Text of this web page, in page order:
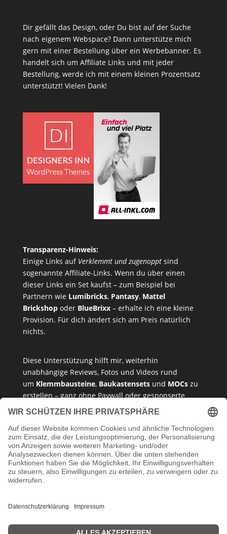
Dir gefällt das Design, oder Du bist auf der Suche
nach eigenem Webspace? Dann unterstütze mich
gern mit einer Bestellung über ein Werbebanner. Es
handelt sich um Affiliate Links und mit jeder
Bestellung, werde ich mit einem kleinen Prozentsatz
unterstützt! Vielen Dank!
Transparenz-Hinweis:
Einige Links auf Verklemmt und zugenopptsind
sogenannte Affiliate-Links. Wenn du über einen
dieser Links ein Set kaufst – zum Beispiel bei
Partnern wie Lumibricks, Pantasy, Mattel
Brickshopoder BlueBrixx– erhalte ich eine kleine
Provision. Für dich ändert sich am Preis natürlich
nichts.
Diese Unterstützung hilft mir, weiterhin
unabhängige Reviews, Fotos und Videos rund
um Klemmbausteine, Baukastensetsund MOCszu
erstellen – ganz ohne Paywall oder gesponserte
Meinung. Ich empfehle nur Produkte, die ich selbst
vertreten kann.
Danke, dass du mein Klemmbaustein-Herz unterstützt!